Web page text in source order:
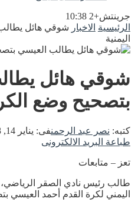
جرينتش+2 10:38
الرئيسية الاخبار شوقي هائل
اليمنية
شوقي هائل
بتصحيح وضع
كتبه: نصر عبد الرحمنفى: يناير 14, 2023
طباعة البريد الالكترونى
تعز – متابعات
طالب رئيس نادي الصقر
اليمني لكرة القدم أحمد العيسي